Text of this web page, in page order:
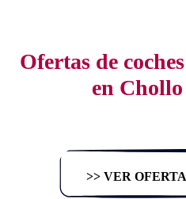
Ofertas de
en
>> VER